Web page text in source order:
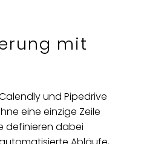
mit
und Pipedrive
eine einzige Zeile
definieren dabei